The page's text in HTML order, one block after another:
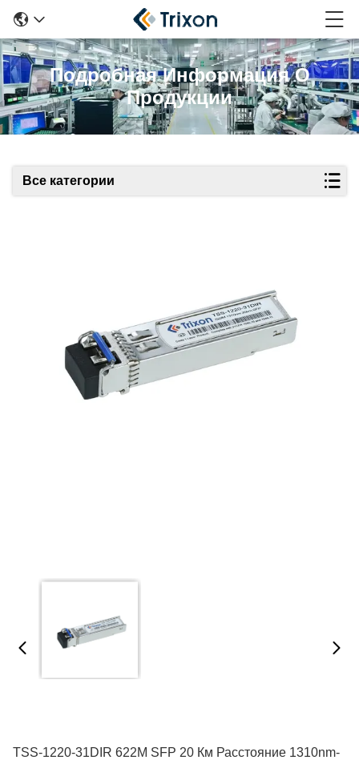
Подробная Информация О
Продукции
Все категории
TSS-1220-31DIR 622M SFP 20 Км Расстояние 1310nm-